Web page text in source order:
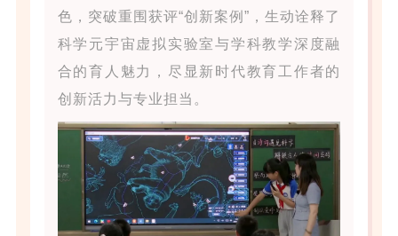
色，突破重围获评“创新案例”，生动诠释了
科学元宇宙虚拟实验室与学科教学深度融
合的育人魅力，尽显新时代教育工作者的
创新活力与专业担当。